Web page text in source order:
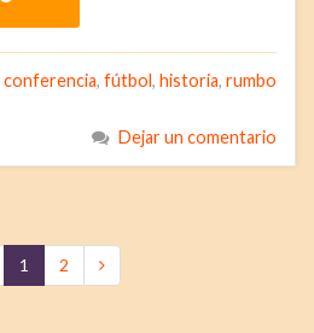
conferencia, fútbol, historia, rumbo
Dejar un comentario
1 2